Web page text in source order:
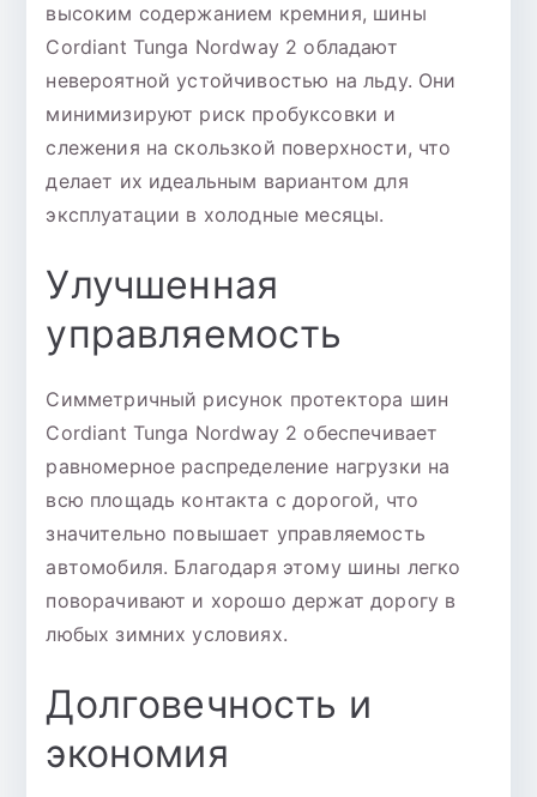
высоким содержанием кремния, шины
Cordiant Tunga Nordway 2 обладают
невероятной устойчивостью на льду. Они
минимизируют риск пробуксовки и
слежения на скользкой поверхности, что
делает их идеальным вариантом для
эксплуатации в холодные месяцы.
Улучшенная
управляемость
Симметричный рисунок протектора шин
Cordiant Tunga Nordway 2 обеспечивает
равномерное распределение нагрузки на
всю площадь контакта с дорогой, что
значительно повышает управляемость
автомобиля. Благодаря этому шины легко
поворачивают и хорошо держат дорогу в
любых зимних условиях.
Долговечность и
экономия